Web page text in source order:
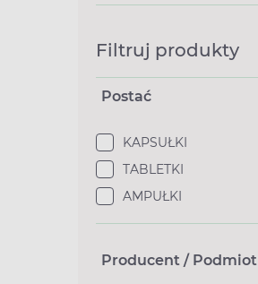
Filtruj produkty
Postać
KAPSUŁKI
TABLETKI
AMPUŁKI
Producent / Podmiot